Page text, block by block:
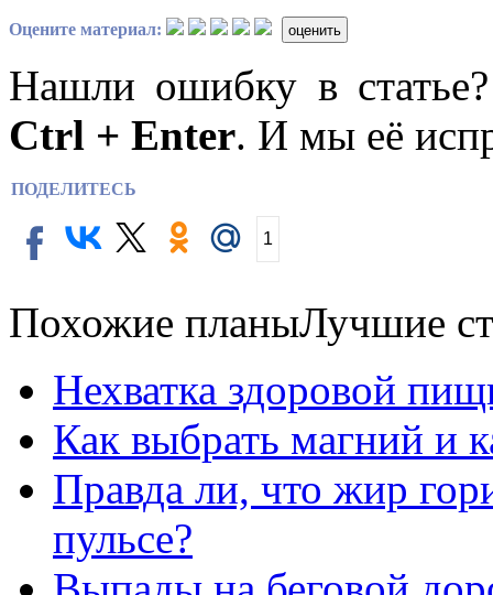
Оцените материал: оценить
Нашли ошибку в
Ctrl + Enter. И мы её
ПОДЕЛИТЕСЬ
1
Похожие планыЛучшие
Нехватка здоровой
Как выбрать магний и
Правда ли, что жир
пульсе?